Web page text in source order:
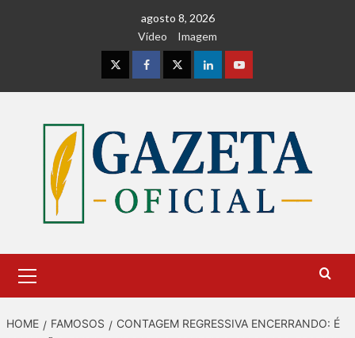
agosto 8, 2026
Vídeo
Imagem
InstagramFacebookTwitterLinkedinYoutube
Menu
HOME FAMOSOS
CONTAGEM REGRESSIVA ENCERRANDO: É